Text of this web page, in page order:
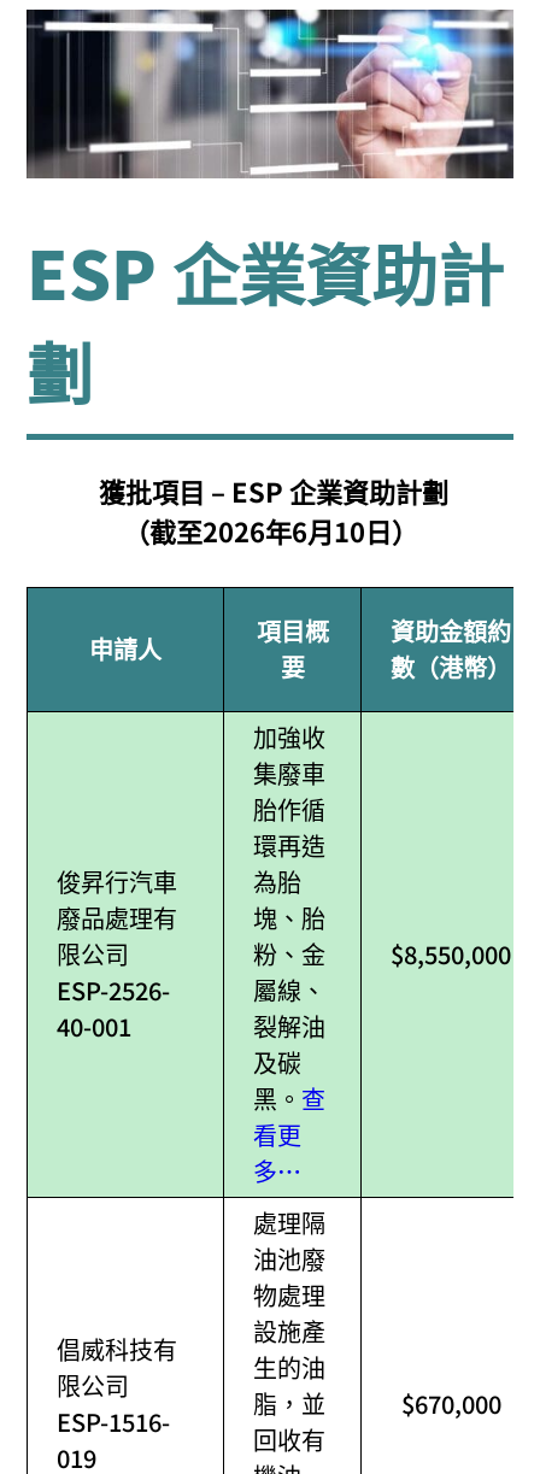
ESP 企業資助計
劃
獲批項目 – ESP 企業資助計劃
（截至2026年6月10日）​
申請人
項目概
要
資助金額約
數（港幣）
俊昇行汽車
廢品處理有
限公司
ESP-2526-
40-001
加強收
集廢車
胎作循
環再造
為胎
塊、胎
粉、金
屬線、
裂解油
及碳
黑。 查
看更
多…
$8,550,000
倡威科技有
限公司
ESP-1516-
019
處理隔
油池廢
物處理
設施產
生的油
脂，並
回收有
$670,000